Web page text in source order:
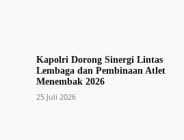
Kapolri Dorong Sinergi Lintas
Lembaga dan Pembinaan Atlet
Menembak 2026
25 Juli 2026